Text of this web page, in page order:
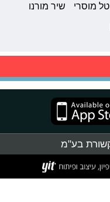
טל מוסרי
שיר מורנו